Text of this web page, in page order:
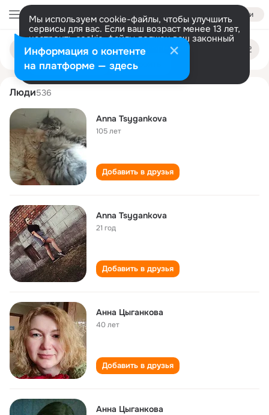
Войти
Мы используем cookie-файлы, чтобы улучшить
сервисы для вас. Если ваш возраст менее 13 лет,
настроить cookie-файлы должен ваш законный
представитель. Больше информации
Разрешить все Настроить
Поиск
людям
anna tsygankova
Люди536
Anna Tsygankova
105 лет
Добавить в друзья
Anna Tsygankova
21 год
Добавить в друзья
Анна Цыганкова
40 лет
Добавить в друзья
Анна Цыганкова
Информация о контенте
на платформе — здесь